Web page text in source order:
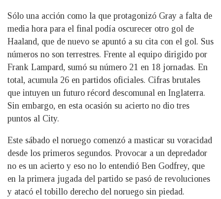
Sólo una acción como la que protagonizó Gray a falta de
media hora para el final podía oscurecer otro gol de
Haaland, que de nuevo se apuntó a su cita con el gol. Sus
números no son terrestres. Frente al equipo dirigido por
Frank Lampard, sumó su número 21 en 18 jornadas. En
total, acumula 26 en partidos oficiales. Cifras brutales
que intuyen un futuro récord descomunal en Inglaterra.
Sin embargo, en esta ocasión su acierto no dio tres
puntos al City.
Este sábado el noruego comenzó a masticar su voracidad
desde los primeros segundos. Provocar a un depredador
no es un acierto y eso no lo entendió Ben Godfrey, que
en la primera jugada del partido se pasó de revoluciones
y atacó el tobillo derecho del noruego sin piedad.